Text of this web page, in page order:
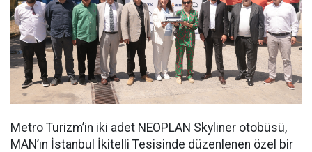
Metro Turizm’in iki adet NEOPLAN Skyliner otobüsü,
MAN’ın İstanbul İkitelli Tesisinde düzenlenen özel bir